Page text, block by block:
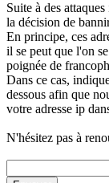
Suite à des
la décision de
En principe, ces
il se peut que l'on
poignée de
Dans ce cas,
dessous afin que
votre adresse ip
N'hésitez pas à